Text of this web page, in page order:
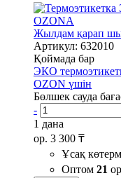
Жылдам қарап
Артикул: 632010
Қоймада бар
ЭКО
OZON үшін
Бөлшек сауда
-
1 дана
ор. 3 300 ₸
Ұсақ
Оптом 21